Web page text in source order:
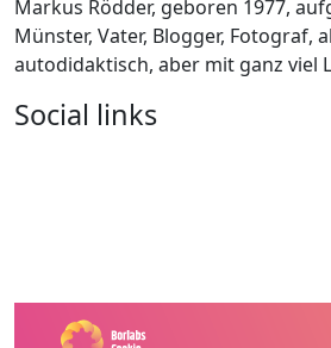
Markus Rödder, geboren 1977,
Münster, Vater, Blogger, Fotograf,
autodidaktisch, aber mit ganz viel
Social links